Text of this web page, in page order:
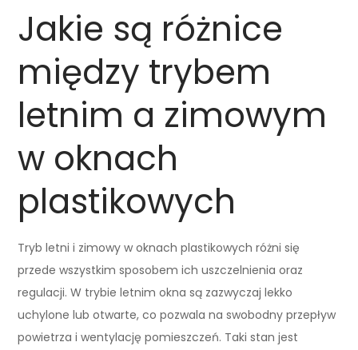
Jakie są różnice
między trybem
letnim a zimowym
w oknach
plastikowych
Tryb letni i zimowy w oknach plastikowych różni się
przede wszystkim sposobem ich uszczelnienia oraz
regulacji. W trybie letnim okna są zazwyczaj lekko
uchylone lub otwarte, co pozwala na swobodny przepływ
powietrza i wentylację pomieszczeń. Taki stan jest